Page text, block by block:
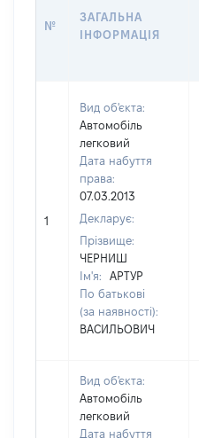
№
ЗАГАЛЬНА
ІНФОРМАЦІЯ
1
Вид об'єкта:
Автомобіль
легковий
Дата набуття
права:
07.03.2013
Декларує:
Прізвище:
ЧЕРНИШ
Ім'я:
АРТУР
По батькові
(за наявності):
ВАСИЛЬОВИЧ
Вид об'єкта:
Автомобіль
легковий
Дата набуття